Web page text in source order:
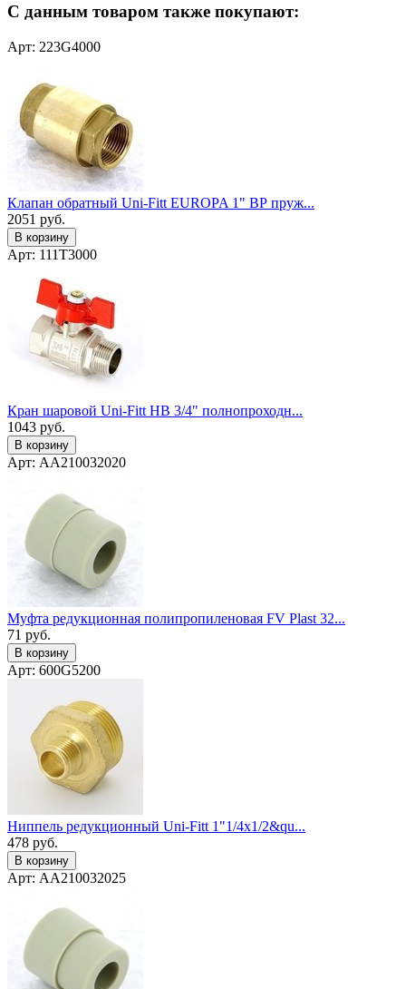
С данным товаром также покупают:
Арт: 223G4000
Клапан обратный Uni-Fitt EUROPA 1" ВР пруж...
2051 руб.
В корзину
Арт: 111T3000
Кран шаровой Uni-Fitt НВ 3/4" полнопроходн...
1043 руб.
В корзину
Арт: AA210032020
Муфта редукционная полипропиленовая FV Plast 32...
71 руб.
В корзину
Арт: 600G5200
Ниппель редукционный Uni-Fitt 1"1/4х1/2&qu...
478 руб.
В корзину
Арт: AA210032025